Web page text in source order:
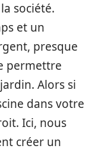
société.
et un
presque
permettre
Alors si
dans votre
Ici, nous
créer un